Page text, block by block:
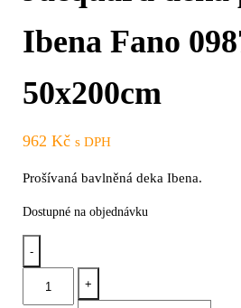
Ibena Fano
50x200cm
962Kč s DPH
Prošívaná bavlněná deka Ibena.
Dostupné na objednávku
-
+